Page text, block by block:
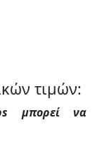
τιμών:
μπορεί να